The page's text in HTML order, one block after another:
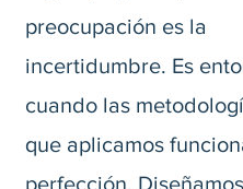
preocupación es la
incertidumbre. Es
cuando las
que aplicamos
perfección.